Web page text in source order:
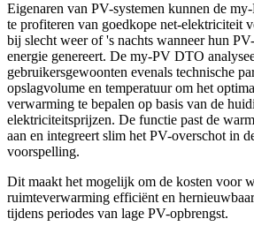
Eigenaren van PV-systemen kunnen de
te profiteren van goedkope net-elektriciteit
bij slecht weer of 's nachts wanneer hun
energie genereert. De my-PV DTO
gebruikersgewoonten evenals technische
opslagvolume en temperatuur om het
verwarming te bepalen op basis van de
elektriciteitsprijzen. De functie past de
aan en integreert slim het PV-overschot in
voorspelling.
Dit maakt het mogelijk om de kosten voor
ruimteverwarming efficiënt en
tijdens periodes van lage PV-opbrengst.